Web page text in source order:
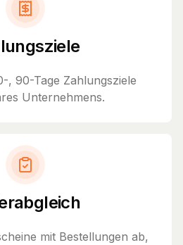
, 90-Tage Zahlungsziele
Unternehmens.
mit Bestellungen ab,